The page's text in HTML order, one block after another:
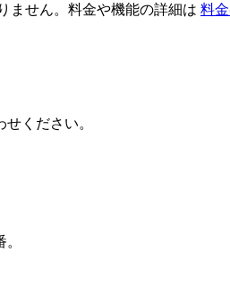
ません。料金や機能の詳細は 料
ください。